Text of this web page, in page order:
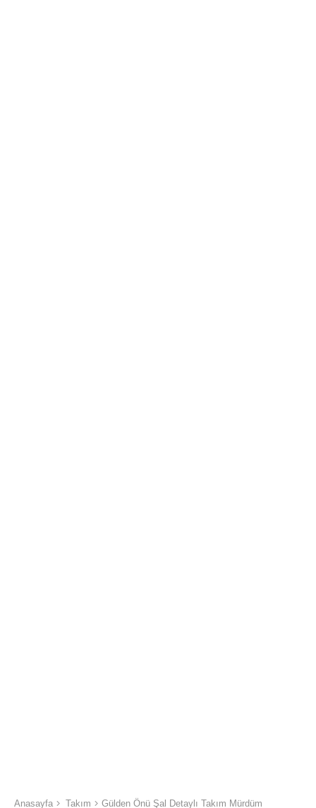
Anasayfa Takım Gülden Önü Şal Detaylı Takım Mürdüm